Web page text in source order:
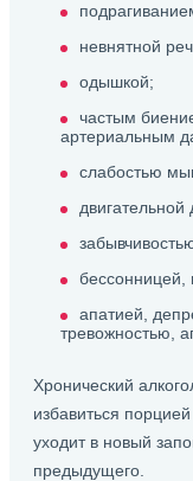
невнятной
одышкой;
частым
артериальным
слабостью
апатией,
тревожностью,
Хронический
избавиться
уходит в новый
предыдущего.